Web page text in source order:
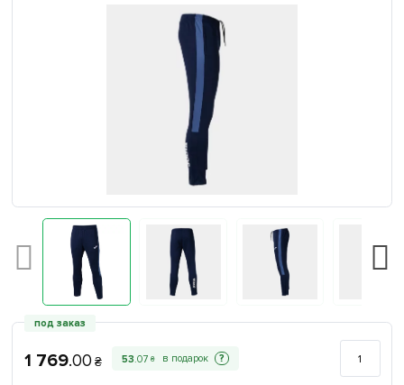
под заказ
1 769.00 ₴ 53.07 ₴ ?